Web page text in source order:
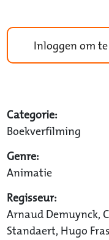
Inloggen om
Categorie:
Boekverfilming
Genre:
Animatie
Regisseur:
Arnaud Demuynck,
Standaert, Hugo